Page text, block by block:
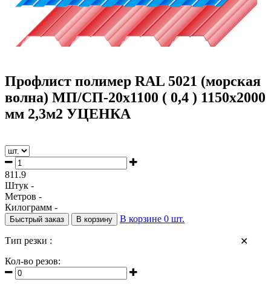
Профлист полимер RAL 5021 (морская
волна) МП/СП-20х1100 ( 0,4 ) 1150х2000
мм 2,3м2 УЦЕНКА
811.9
Штук -
Метров -
Килограмм -
Быстрый заказ В корзину В корзине 0 шт.
✕
Тип резки :
Кол-во резов: